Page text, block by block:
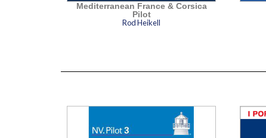
Mediterranean France & Corsica
Pilot
Rod Heikell